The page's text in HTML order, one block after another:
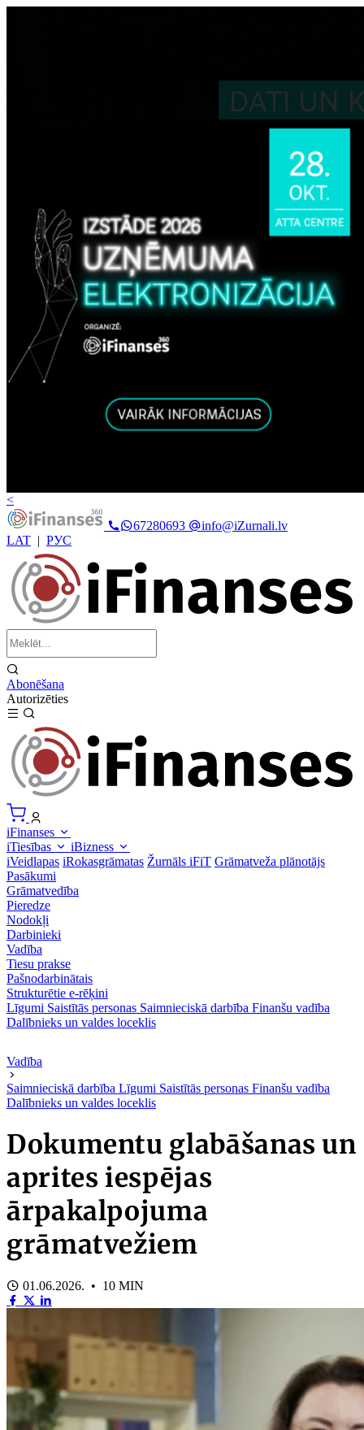
<
67280693
info@iZurnali.lv
LAT | РУС
Abonēšana
Autorizēties
iFinanses
iTiesības
iBizness
iVeidlapas iRokasgrāmatas Žurnāls iFiT Grāmatveža plānotājs
Pasākumi
Grāmatvedība
Pieredze
Nodokļi
Darbinieki
Vadība
Tiesu prakse
Pašnodarbinātais
Strukturētie e-rēķini
Līgumi Saistītās personas Saimnieciskā darbība Finanšu vadība
Dalībnieks un valdes loceklis
Vadība
Saimnieciskā darbība Līgumi Saistītās personas Finanšu vadība
Dalībnieks un valdes loceklis
Dokumentu glabāšanas un
aprites iespējas
ārpakalpojuma
grāmatvežiem
01.06.2026. • 10 MIN